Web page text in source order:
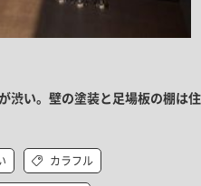
渋い。壁の塗装と足場板の棚は住
カラフル